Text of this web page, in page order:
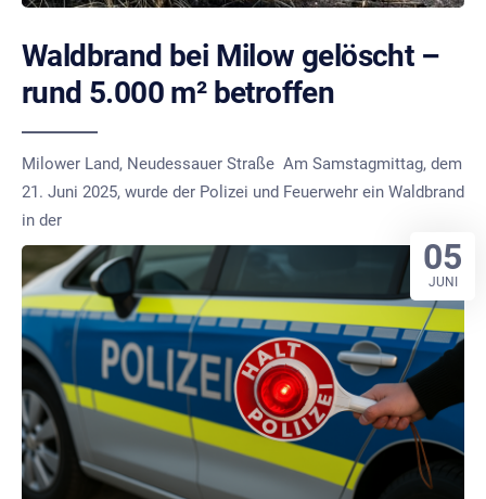
Waldbrand bei Milow gelöscht –
rund 5.000 m² betroffen
Milower Land, Neudessauer Straße Am Samstagmittag, dem
21. Juni 2025, wurde der Polizei und Feuerwehr ein Waldbrand
in der
05
JUNI